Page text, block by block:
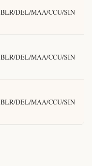
BLR/DEL/MAA/CCU/SIN
BLR/DEL/MAA/CCU/SIN
BLR/DEL/MAA/CCU/SIN